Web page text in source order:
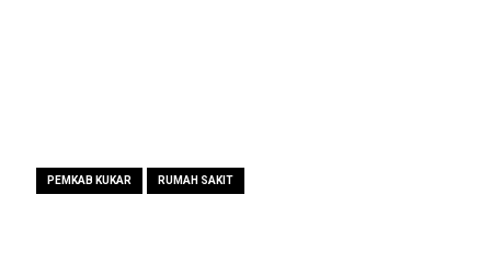
PEMKAB KUKAR RUMAH SAKIT